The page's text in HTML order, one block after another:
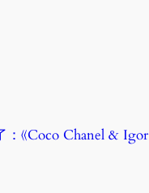
《Coco Chanel & Igor